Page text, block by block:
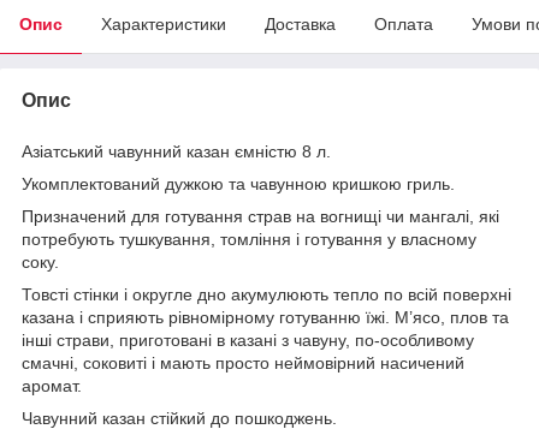
Опис Характеристики Доставка Оплата Умови
Опис
Азіатський чавунний казан ємністю 8 л.
Укомплектований дужкою та чавунною кришкою гриль.
Призначений для готування страв на вогнищі чи мангалі, які
потребують тушкування, томління і готування у власному
соку.
Товсті стінки і округле дно акумулюють тепло по всій поверхні
казана і сприяють рівномірному готуванню їжі. М’ясо, плов та
інші страви, приготовані в казані з чавуну, по-особливому
смачні, соковиті і мають просто неймовірний насичений
аромат.
Чавунний казан стійкий до пошкоджень.